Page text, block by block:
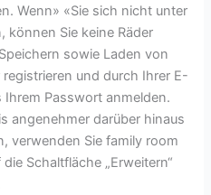
Wenn» «Sie sich nicht unter
können Sie keine Räder
sowie Laden von
und durch Ihrer E-
Passwort anmelden.
angenehmer darüber hinaus
verwenden Sie family room
Schaltfläche „Erweitern“